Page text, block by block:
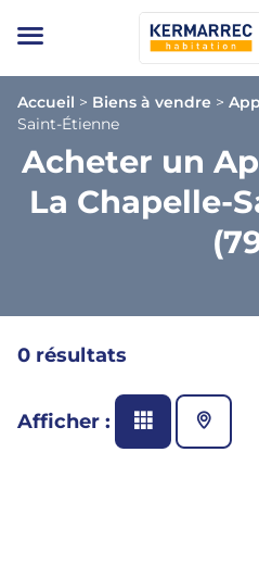
Accueil > Biens à vendre >
Saint-Étienne
Acheter un
La Chapelle-
0 résultats
Afficher :